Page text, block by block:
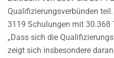
Qualifizierungsverbünden
3119 Schulungen mit 30.368
„Dass sich die
zeigt sich insbesondere